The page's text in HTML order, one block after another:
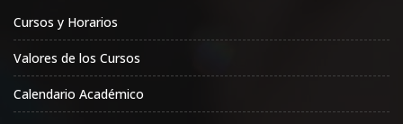
Cursos y Horarios
Valores de los Cursos
Calendario Académico